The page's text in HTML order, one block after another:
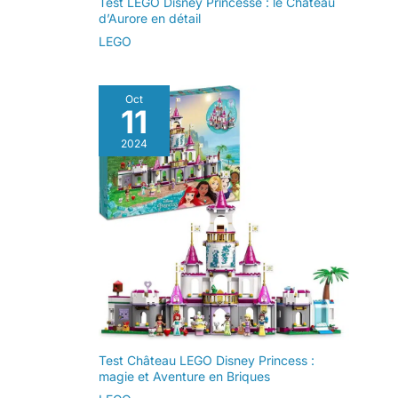
d’Aurore en détail
LEGO
Oct
11
2024
Test Château LEGO Disney Princess :
magie et Aventure en Briques